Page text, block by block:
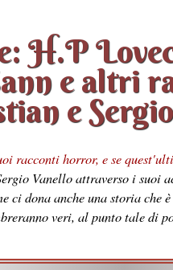
H.P
e altri
e
racconti horror, e se
Vanello attraverso i suoi
ci dona anche una storia che
veri, al punto tale di